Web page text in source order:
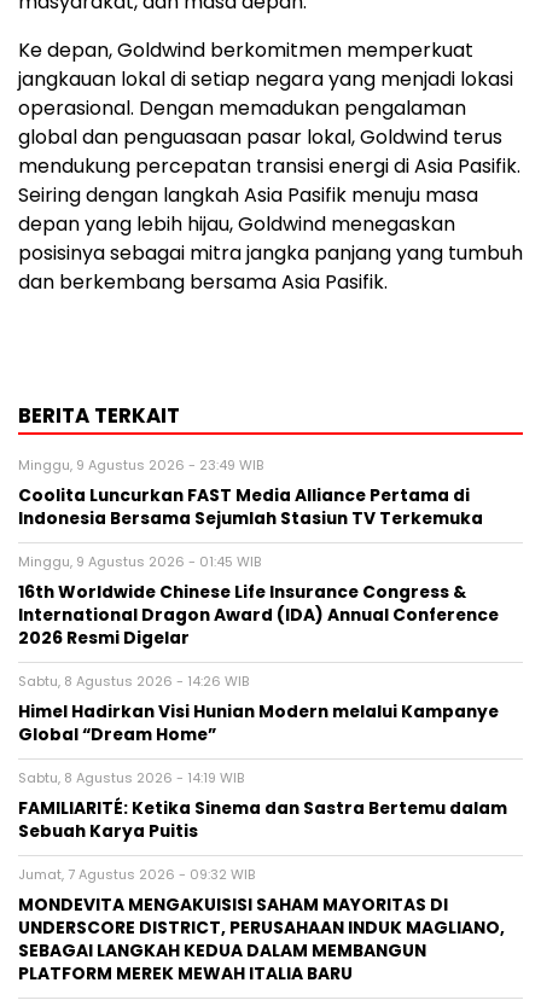
Ke depan, Goldwind berkomitmen memperkuat
jangkauan lokal di setiap negara yang menjadi lokasi
operasional. Dengan memadukan pengalaman
global dan penguasaan pasar lokal, Goldwind terus
mendukung percepatan transisi energi di Asia Pasifik.
Seiring dengan langkah Asia Pasifik menuju masa
depan yang lebih hijau, Goldwind menegaskan
posisinya sebagai mitra jangka panjang yang tumbuh
dan berkembang bersama Asia Pasifik.
BERITA TERKAIT
Minggu, 9 Agustus 2026 - 23:49 WIB
Coolita Luncurkan FAST Media Alliance Pertama di
Indonesia Bersama Sejumlah Stasiun TV Terkemuka
Minggu, 9 Agustus 2026 - 01:45 WIB
16th Worldwide Chinese Life Insurance Congress &
International Dragon Award (IDA) Annual Conference
2026 Resmi Digelar
Sabtu, 8 Agustus 2026 - 14:26 WIB
Himel Hadirkan Visi Hunian Modern melalui Kampanye
Global “Dream Home”
Sabtu, 8 Agustus 2026 - 14:19 WIB
FAMILIARITÉ: Ketika Sinema dan Sastra Bertemu dalam
Sebuah Karya Puitis
Jumat, 7 Agustus 2026 - 09:32 WIB
MONDEVITA MENGAKUISISI SAHAM MAYORITAS DI
UNDERSCORE DISTRICT, PERUSAHAAN INDUK MAGLIANO,
SEBAGAI LANGKAH KEDUA DALAM MEMBANGUN
PLATFORM MEREK MEWAH ITALIA BARU